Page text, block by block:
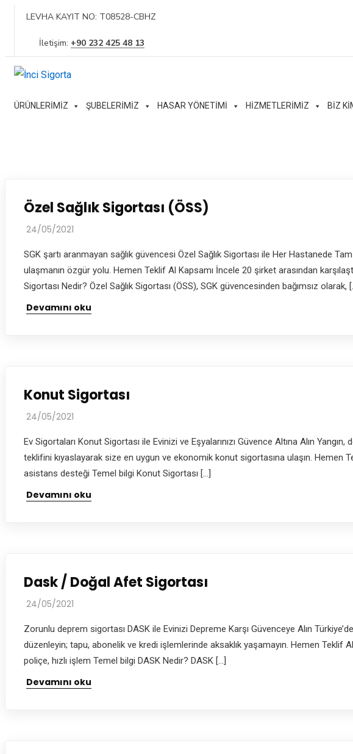
LEVHA KAYIT NO: T08528-CBHZ
İletişim: +90 232 425 48 13
ÜRÜNLERİMİZ ŞUBELERİMİZ HASAR YÖNETİMİ HİZMETLERİMİZ BİZ
Özel Sağlık Sigortası (ÖSS)
24/05/2021
SGK şartı aranmayan sağlık güvencesi Özel Sağlık Sigortası ile Her Hastanede
ulaşmanın özgür yolu. Hemen Teklif Al Kapsamı İncele 20 şirket arasından
Sigortası Nedir? Özel Sağlık Sigortası (ÖSS), SGK güvencesinden bağımsız olarak,
Devamını oku
Konut Sigortası
24/05/2021
Ev Sigortaları Konut Sigortası ile Evinizi ve Eşyalarınızı Güvence Altına Alın
teklifini kıyaslayarak size en uygun ve ekonomik konut sigortasına ulaşın. Hemen
asistans desteği Temel bilgi Konut Sigortası […]
Devamını oku
Dask / Doğal Afet Sigortası
24/05/2021
Zorunlu deprem sigortası DASK ile Evinizi Depreme Karşı Güvenceye Alın
düzenleyin; tapu, abonelik ve kredi işlemlerinde aksaklık yaşamayın. Hemen Teklif
poliçe, hızlı işlem Temel bilgi DASK Nedir? DASK […]
Devamını oku